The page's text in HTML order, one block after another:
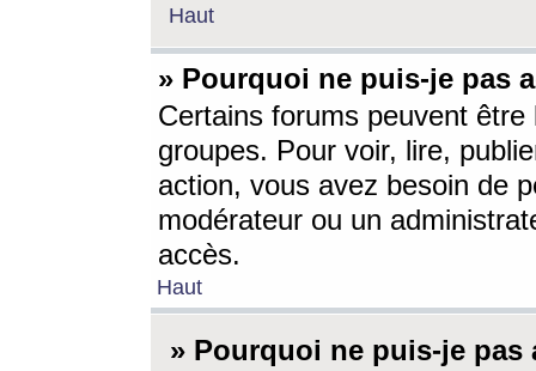
Haut
» Pourquoi ne puis-je pas
Certains forums peuvent être
groupes. Pour voir, lire,
action, vous avez besoin de
modérateur ou un
accès.
Haut
» Pourquoi ne puis-je